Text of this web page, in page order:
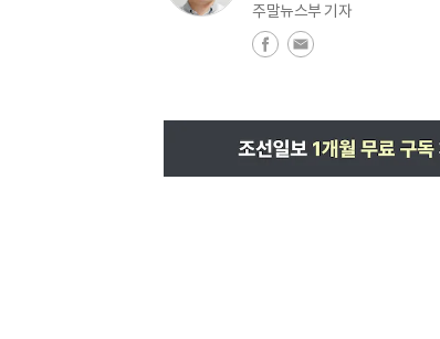
주말뉴스부 기자